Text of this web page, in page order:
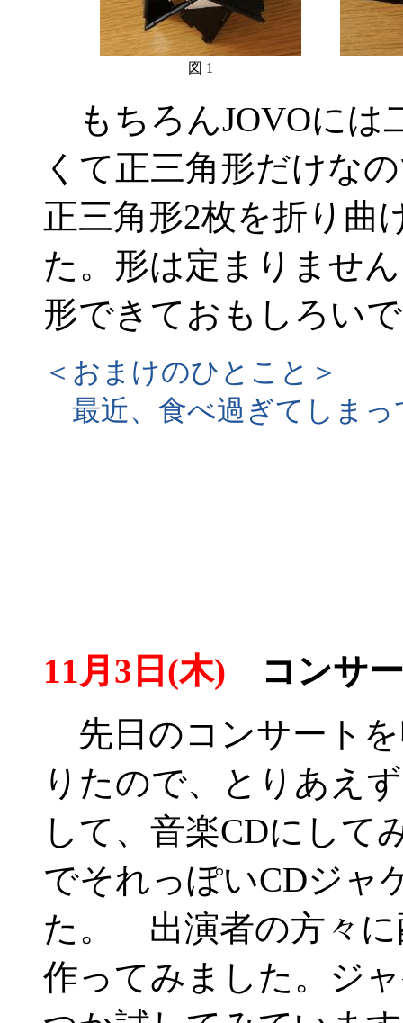
図 1
もちろんJOVOには
くて正三角形だけな
正三角形2枚を折り曲
た。形は定まりませ
形できておもしろい
＜おまけのひとこと＞
最近、食べ過ぎてしまっ
11月3日(木) コンサ
先日のコンサート
りたので、とりあえ
して、音楽CDにし
でそれっぽいCDジャ
た。 出演者の方々に
作ってみました。ジ